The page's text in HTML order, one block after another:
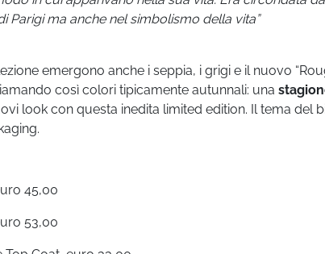
Parigi ma anche nel simbolismo della vita”
emergono anche i seppia, i grigi e il nuovo
così colori tipicamente autunnali: una
look con questa inedita limited edition. Il tema del
45,00
53,00